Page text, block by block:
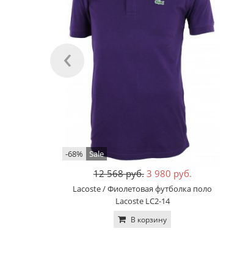
-68% Sale
12 568 руб. 3 980 руб.
Lacoste / Фиолетовая футболка поло
Lacoste LC2-14
В корзину
‹